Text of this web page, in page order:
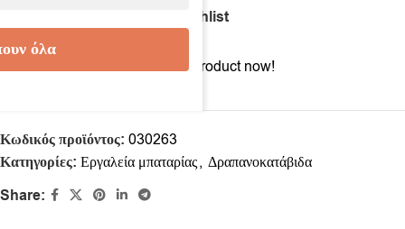
Add to wishlist
5 People watching this product now!
Κωδικός προϊόντος: 030263
Κατηγορίες: Εργαλεία μπαταρίας, Δραπανοκατάβιδα
Share:
όλα